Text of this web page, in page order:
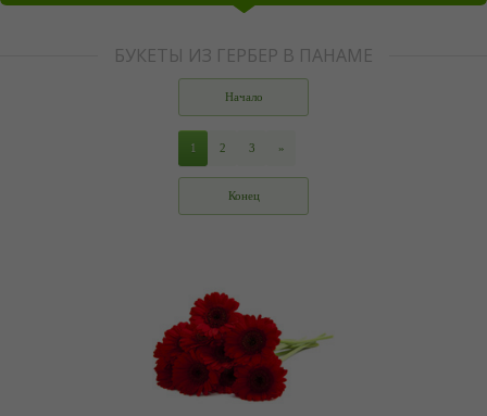
БУКЕТЫ ИЗ ГЕРБЕР В ПАНАМЕ
Начало
1 2 3 »
Конец